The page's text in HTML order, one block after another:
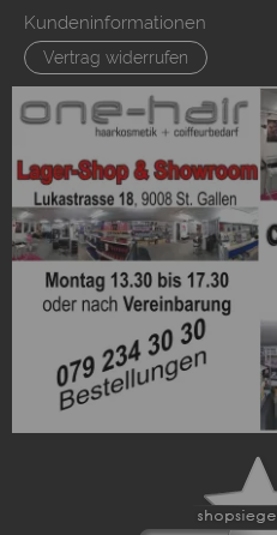
Kundeninformationen
Vertrag widerrufen